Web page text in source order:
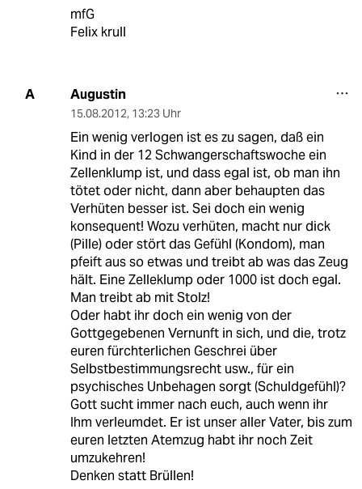
mfG
Felix krull
A Augustin
15.08.2012, 13:23 Uhr
Ein wenig verlogen ist es zu sagen, daß ein
Kind in der 12 Schwangerschaftswoche ein
Zellenklump ist, und dass egal ist, ob man ihn
tötet oder nicht, dann aber behaupten das
Verhüten besser ist. Sei doch ein wenig
konsequent! Wozu verhüten, macht nur dick
(Pille) oder stört das Gefühl (Kondom), man
pfeift aus so etwas und treibt ab was das Zeug
hält. Eine Zelleklump oder 1000 ist doch egal.
Man treibt ab mit Stolz!
Oder habt ihr doch ein wenig von der
Gottgegebenen Vernunft in sich, und die, trotz
euren fürchterlichen Geschrei über
Selbstbestimmungsrecht usw., für ein
psychisches Unbehagen sorgt (Schuldgefühl)?
Gott sucht immer nach euch, auch wenn ihr
Ihm verleumdet. Er ist unser aller Vater, bis zum
euren letzten Atemzug habt ihr noch Zeit
umzukehren!
Denken statt Brüllen!